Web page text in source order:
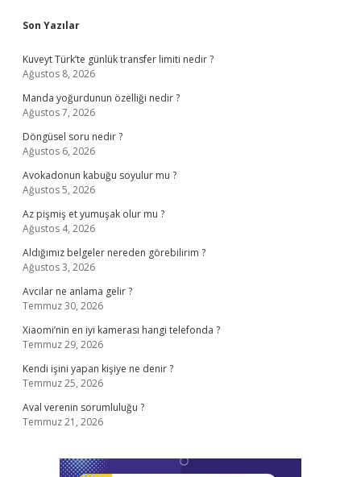
Sidebar
Son Yazılar
Kuveyt Türk’te günlük transfer limiti nedir ?
Ağustos 8, 2026
Manda yoğurdunun özelliği nedir ?
Ağustos 7, 2026
Döngüsel soru nedir ?
Ağustos 6, 2026
Avokadonun kabuğu soyulur mu ?
Ağustos 5, 2026
Az pişmiş et yumuşak olur mu ?
Ağustos 4, 2026
Aldığımız belgeler nereden görebilirim ?
Ağustos 3, 2026
Avcılar ne anlama gelir ?
Temmuz 30, 2026
Xiaomi’nin en iyi kamerası hangi telefonda ?
Temmuz 29, 2026
Kendi işini yapan kişiye ne denir ?
Temmuz 25, 2026
Aval verenin sorumluluğu ?
Temmuz 21, 2026